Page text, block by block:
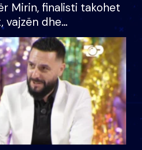
Mirin, finalisti takohet
vajzën dhe
S’kemi ndonjë letër